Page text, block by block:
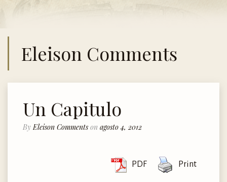
Eleison Comments
Un Capitulo
By Eleison Comments on agosto 4, 2012
PDF Print